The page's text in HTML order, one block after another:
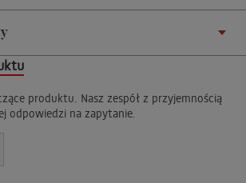
produktu. Nasz zespół z przyjemnością
odpowiedzi na zapytanie.